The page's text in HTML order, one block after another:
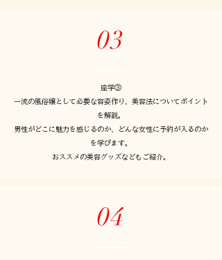
03
座学③
一流の風俗嬢として必要な容姿作り、美容法についてポイント
を解説。
男性がどこに魅力を感じるのか、どんな女性に予約が入るのか
を学びます。
おススメの美容グッズなどもご紹介。
04